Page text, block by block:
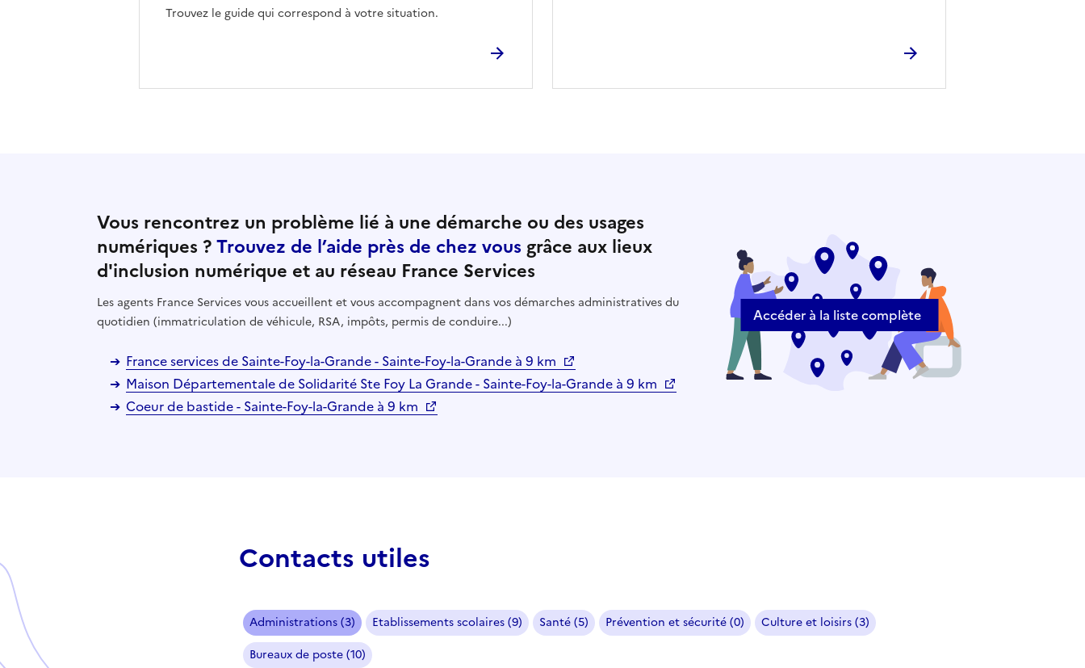
Trouvez le guide qui correspond à votre situation.
Vous rencontrez un problème lié à une démarche ou des usages
numériques ?Trouvez de l’aide près de chez vous grâce aux lieux
d'inclusion numérique et au réseau France Services
Les agents France Services vous accueillent et vous accompagnent dans vos démarches administratives du
quotidien (immatriculation de véhicule, RSA, impôts, permis de conduire...)
France services de Sainte-Foy-la-Grande - Sainte-Foy-la-Grande à 9 km
Maison Départementale de Solidarité Ste Foy La Grande - Sainte-Foy-la-Grande à 9 km
Coeur de bastide - Sainte-Foy-la-Grande à 9 km
Accéder à la liste complète
Contacts utiles
Administrations (3) Etablissements scolaires (9) Santé (5) Prévention et sécurité (0)
Culture et loisirs (3)
Bureaux de poste (10)